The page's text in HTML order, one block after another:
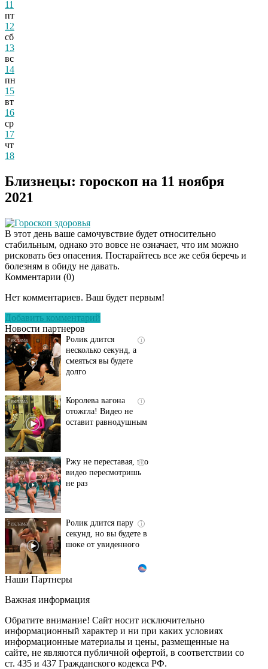
11
пт
12
сб
13
вс
14
пн
15
вт
16
ср
17
чт
18
Близнецы: гороскоп на 11 ноября
2021
Гороскоп здоровья
В этот день ваше самочувствие будет относительно
стабильным, однако это вовсе не означает, что им можно
рисковать без опасения. Постарайтесь все же себя беречь и
болезням в обиду не давать.
Комментарии (0)
Нет комментариев. Ваш будет первым!
Добавить комментарий
Новости партнеров
Скрытая камера на
люди вытворяют, когда
i
Ролик длится
несколько секунд, а
смеяться вы будете
долго
i
Королева вагона
отожгла! Видео не
оставит равнодушным
i
Ржу не переставая, это
видео пересмотришь
не раз
i
Ролик длится пару
секунд, но вы будете в
шоке от увиденного
Этот танец невесты
Пересмотрела 10 раз
i
Ролик из Омска: вы
будете смеяться долго
Наши Партнеры
Важная информация
Обратите внимание! Сайт носит исключительно
информационный характер и ни при каких условиях
информационные материалы и цены, размещенные на
сайте, не являются публичной офертой, в соответствии со
ст. 435 и 437 Гражданского кодекса РФ.